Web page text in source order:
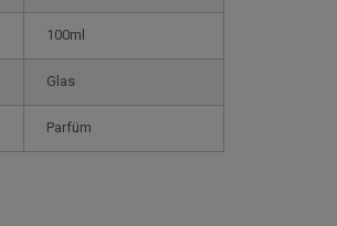
100ml
Glas
Parfüm